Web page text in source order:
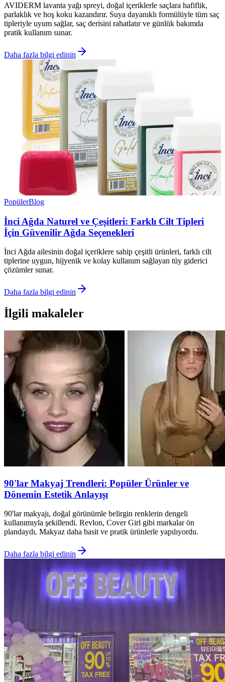
AVIDERM lavanta yağı spreyi, doğal içeriklerle saçlara hafiflik,
parlaklık ve hoş koku kazandırır. Suya dayanıklı formülüyle tüm saç
tipleriyle uyum sağlar, saç derisini rahatlatır ve günlük bakımda
pratik kullanım sunar.
Daha fazla bilgi edinin
PopülerBlog
İnci Ağda Naturel ve Çeşitleri: Farklı Cilt Tipleri
İçin Güvenilir Ağda Seçenekleri
İnci Ağda ailesinin doğal içeriklere sahip çeşitli ürünleri, farklı cilt
tiplerine uygun, hijyenik ve kolay kullanım sağlayan tüy giderici
çözümler sunar.
Daha fazla bilgi edinin
İlgili makaleler
90'lar Makyaj Trendleri: Popüler Ürünler ve
Dönemin Estetik Anlayışı
90'lar makyajı, doğal görünümle belirgin renklerin dengeli
kullanımıyla şekillendi. Revlon, Cover Girl gibi markalar ön
plandaydı. Makyaz daha basit ve pratik ürünlerle yapılıyordu.
Daha fazla bilgi edinin